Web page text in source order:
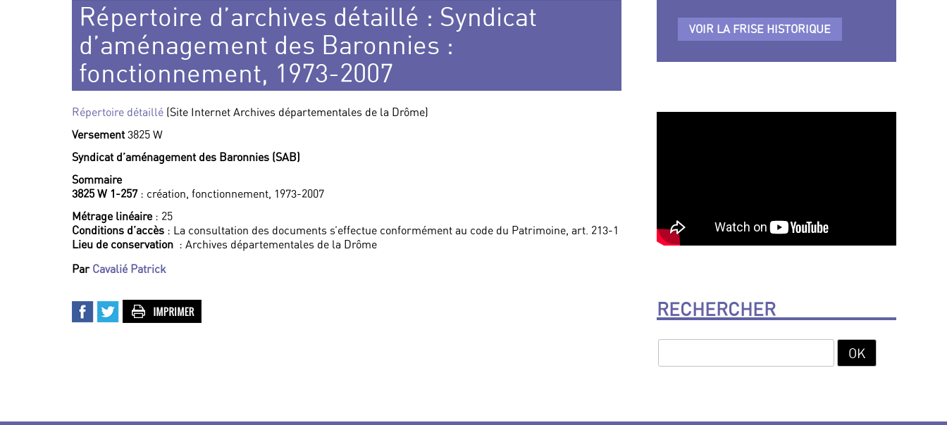
Répertoire d’archives détaillé : Syndicat
d’aménagement des Baronnies :
fonctionnement, 1973-2007
Répertoire détaillé (Site Internet Archives départementales de la Drôme)
Versement3825 W
Syndicat d’aménagement des Baronnies (SAB)
Sommaire
3825 W 1-257: création, fonctionnement, 1973-2007
Métrage linéaire: 25
Conditions d’accès : La consultation des documents s’effectue conformément au code du Patrimoine, art. 213-1
Lieu de conservation : Archives départementales de la Drôme
Par Cavalié Patrick
VOIR LA FRISE HISTORIQUE
RECHERCHER